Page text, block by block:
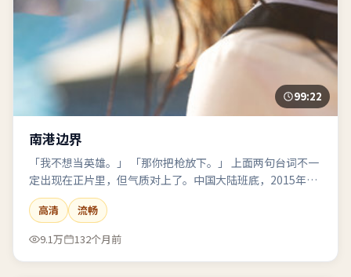
99:22
南港边界
「我不想当英雄。」 「那你把枪放下。」 上面两句台词不一
定出现在正片里，但气质对上了。中国大陆班底，2015年拍
的那种味道。
高清
流畅
9.1万
132个月前